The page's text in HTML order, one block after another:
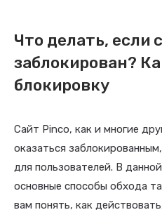
Что делать, если
заблокирован?
блокировку
Сайт Pinco, как и многие
оказаться
для пользователей. В
основные способы обхода
вам понять, как